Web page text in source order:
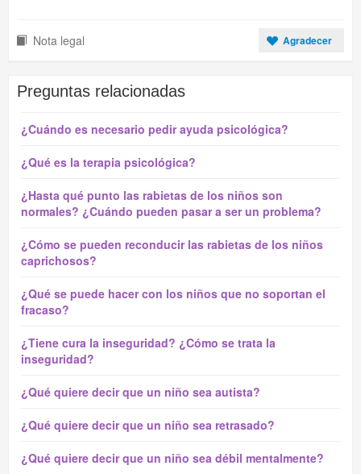
Nota legal Agradecer
Preguntas relacionadas
¿Cuándo es necesario pedir ayuda psicológica?
¿Qué es la terapia psicológica?
¿Hasta qué punto las rabietas de los niños son
normales? ¿Cuándo pueden pasar a ser un problema?
¿Cómo se pueden reconducir las rabietas de los niños
caprichosos?
¿Qué se puede hacer con los niños que no soportan el
fracaso?
¿Tiene cura la inseguridad? ¿Cómo se trata la
inseguridad?
¿Qué quiere decir que un niño sea autista?
¿Qué quiere decir que un niño sea retrasado?
¿Qué quiere decir que un niño sea débil mentalmente?